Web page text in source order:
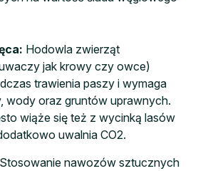
Hodowla zwierząt
jak krowy czy owce)
trawienia paszy i wymaga
wody oraz gruntów uprawnych.
wiąże się też z wycinką lasów
uwalnia CO2.
Stosowanie nawozów sztucznych